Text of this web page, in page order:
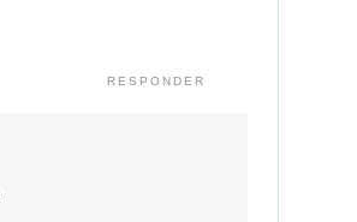
RESPONDER